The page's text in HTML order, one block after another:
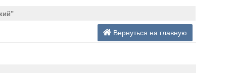
Вернуться на главную